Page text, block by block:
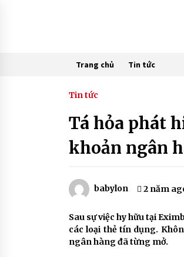
Trang chủ Tin tức
Tin tức
Tá hỏa phát
khoản ngân
babylon 2 năm
Sau sự việc hy hữu tại
các loại thẻ tín dụng.
ngân hàng đã từng mở.